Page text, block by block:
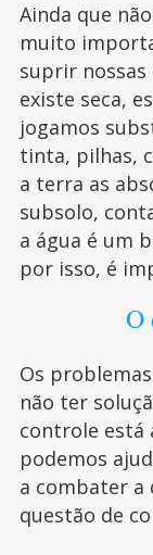
Ainda que
muito
suprir nossas
existe seca,
jogamos
tinta, pilhas,
a terra as
subsolo,
a água é um
por isso, é
O
Os
não ter
controle está
podemos
a combater a
questão de